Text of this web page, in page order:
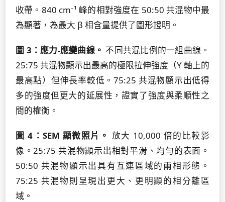
收帶。840 cm⁻¹ 峰的相對強度在 50:50 共混物中最
為顯著，為最大 β 相含量提供了圖形證明。
圖 3：應力-應變曲線。 不同共混比例的一組曲線。
25:75 共混物顯示出最高的極限拉伸強度（Y 軸上的
最高點）但伸長率較低。75:25 共混物顯示出低得
多的強度但更大的延展性，證實了強度與柔順性之
間的權衡。
圖 4：SEM 顯微照片。 放大 10,000 倍的比較影
像。25:75 共混物顯示出相對平滑、均勻的表面。
50:50 共混物顯示出具有互連區域的兩相形態。
75:25 共混物則呈現出更大、更明顯的相分離區
域。